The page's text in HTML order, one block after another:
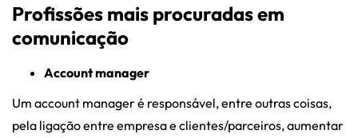
Profissões mais procuradas em
comunicação
Account manager
Um account manager é responsável, entre outras coisas,
pela ligação entre empresa e clientes/parceiros, aumentar